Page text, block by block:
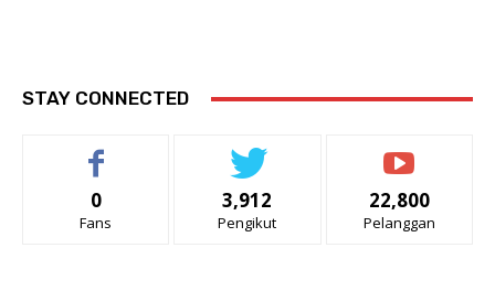
STAY CONNECTED
0
Fans
3,912
Pengikut
22,800
Pelanggan